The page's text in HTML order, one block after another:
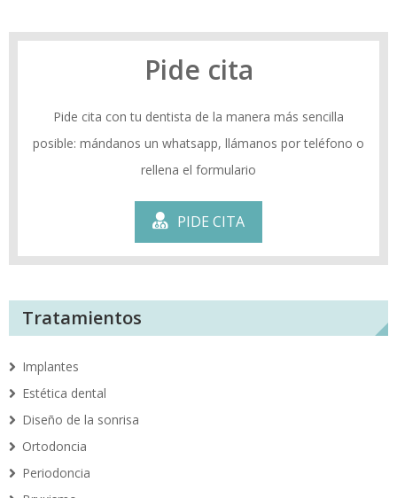
Pide cita
Pide cita con tu dentista de la manera más sencilla
posible: mándanos un whatsapp, llámanos por teléfono o
rellena el formulario
PIDE CITA
Tratamientos
Implantes
Estética dental
Diseño de la sonrisa
Ortodoncia
Periodoncia